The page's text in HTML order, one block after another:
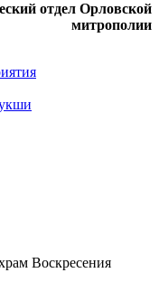
отдел Орловской
митрополии
Воскресения